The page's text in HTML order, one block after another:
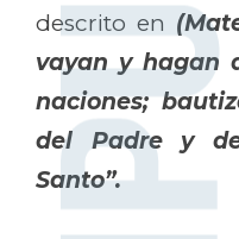
descrito en
vayan y hagan
naciones;
del Padre y
Santo”.